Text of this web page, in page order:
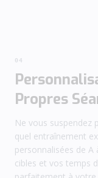
04
Propres
Ne vous suspendez
quel entraînement
personnalisées de A
cibles et vos temps